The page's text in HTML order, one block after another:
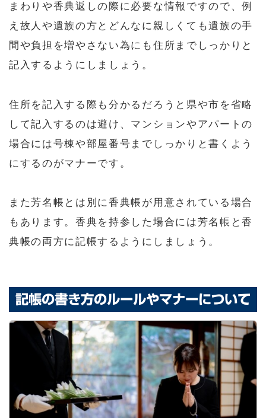
まわりや香典返しの際に必要な情報ですので、例
え故人や遺族の方とどんなに親しくても遺族の手
間や負担を増やさない為にも住所までしっかりと
記入するようにしましょう。
住所を記入する際も分かるだろうと県や市を省略
して記入するのは避け、マンションやアパートの
場合には号棟や部屋番号までしっかりと書くよう
にするのがマナーです。
また芳名帳とは別に香典帳が用意されている場合
もあります。香典を持参した場合には芳名帳と香
典帳の両方に記帳するようにしましょう。
記帳の書き方のルールやマナーについて